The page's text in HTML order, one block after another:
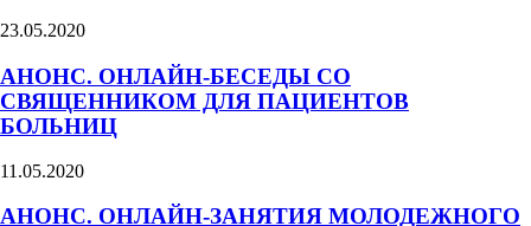
23.05.2020
АНОНС. ОНЛАЙН-БЕСЕДЫ СО
СВЯЩЕННИКОМ ДЛЯ ПАЦИЕНТОВ
БОЛЬНИЦ
11.05.2020
АНОНС. ОНЛАЙН-ЗАНЯТИЯ МОЛОДЕЖНОГО